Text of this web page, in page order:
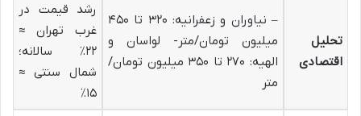
تحلیل
اقتصادی
– نیاوران و زعفرانیه: ۳۲۰ تا ۴۵۰
میلیون تومان/متر- لواسان و
الهیه: ۲۷۰ تا ۳۵۰ میلیون تومان/
متر
رشد قیمت در
غرب تهران ≈
۲۲٪ سالانه؛
شمال سنتی ≈
۱۵٪